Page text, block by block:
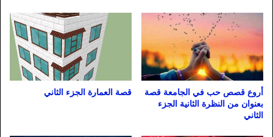
أروع قصص حب في الجامعة قصة
بعنوان من النظرة الثانية الجزء
الثاني
قصة العمارة الجزء الثاني